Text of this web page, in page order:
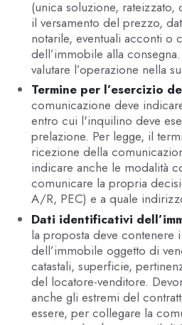
(unica soluzione,
il versamento del prezzo,
notarile, eventuali acconti o
dell’immobile alla
valutare l’operazione nella
Termine per l’esercizio
comunicazione deve
entro cui l'inquilino deve
prelazione. Per legge, il
ricezione della
indicare anche le modalità
comunicare la propria
A/R, PEC) e a quale
Dati identificativi
la proposta deve contenere
dell’immobile oggetto di
catastali, superficie,
del locatore-venditore.
anche gli estremi del
essere, per collegare la